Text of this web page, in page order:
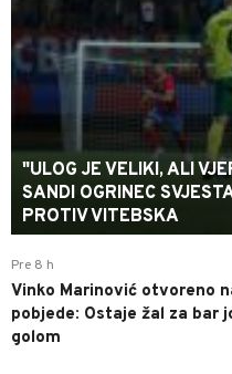
"ULOG JE VELIKI, ALI
SANDI OGRINEC
PROTIV VITEBSKA
Pre 8 h
Vinko Marinović otvoreno
pobjede: Ostaje žal za bar
golom